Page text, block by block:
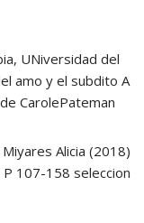
UNiversidad del
amo y el subdito A
CarolePateman
Alicia (2018)
107-158 seleccion